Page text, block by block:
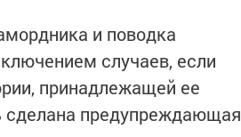
и поводка
случаев, если
принадлежащей ее
сделана предупреждающая